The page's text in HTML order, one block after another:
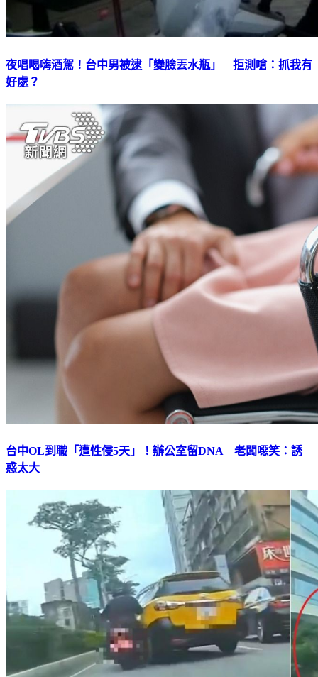
夜唱喝嗨酒駕！台中男被逮「變臉丟水瓶」 拒測嗆：抓我有
好處？
台中OL到職「遭性侵5天」！辦公室留DNA 老闆噁笑：誘
惑太大